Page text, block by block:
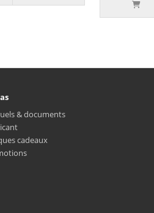
& documents
cadeaux